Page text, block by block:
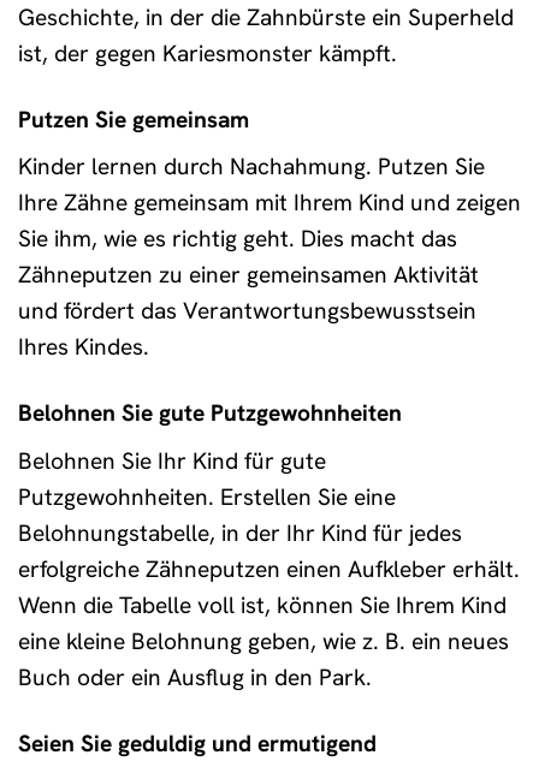
Geschichte, in der die Zahnbürste ein Superheld
ist, der gegen Kariesmonster kämpft.
Putzen Sie gemeinsam
Kinder lernen durch Nachahmung. Putzen Sie
Ihre Zähne gemeinsam mit Ihrem Kind und zeigen
Sie ihm, wie es richtig geht. Dies macht das
Zähneputzen zu einer gemeinsamen Aktivität
und fördert das Verantwortungsbewusstsein
Ihres Kindes.
Belohnen Sie gute Putzgewohnheiten
Belohnen Sie Ihr Kind für gute
Putzgewohnheiten. Erstellen Sie eine
Belohnungstabelle, in der Ihr Kind für jedes
erfolgreiche Zähneputzen einen Aufkleber erhält.
Wenn die Tabelle voll ist, können Sie Ihrem Kind
eine kleine Belohnung geben, wie z. B. ein neues
Buch oder ein Ausflug in den Park.
Seien Sie geduldig und ermutigend